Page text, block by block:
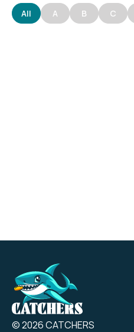
All A B C
© 2026 CATCHERS